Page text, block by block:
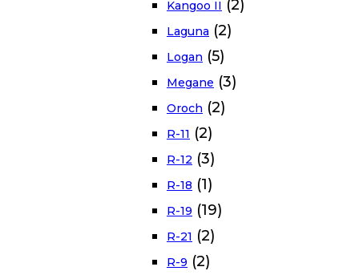
Kangoo II (2)
Laguna (2)
Logan (5)
Megane (3)
Oroch (2)
R-11 (2)
R-12 (3)
R-18 (1)
R-19 (19)
R-21 (2)
R-9 (2)